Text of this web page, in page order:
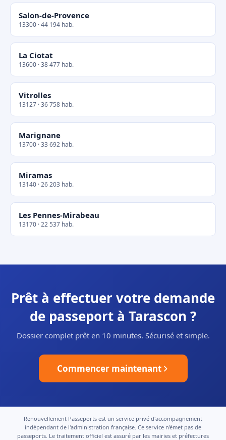
Salon-de-Provence
13300 · 44 194 hab.
La Ciotat
13600 · 38 477 hab.
Vitrolles
13127 · 36 758 hab.
Marignane
13700 · 33 692 hab.
Miramas
13140 · 26 203 hab.
Les Pennes-Mirabeau
13170 · 22 537 hab.
Prêt à effectuer votre demande
de passeport à Tarascon ?
Dossier complet prêt en 10 minutes. Sécurisé et simple.
Commencer maintenant
Renouvellement Passeports est un service privé d'accompagnement
indépendant de l'administration française. Ce service n'émet pas de
passeports. Le traitement officiel est assuré par les mairies et préfectures